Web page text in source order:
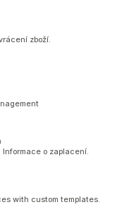
zboží.
o zaplacení.
with custom templates.